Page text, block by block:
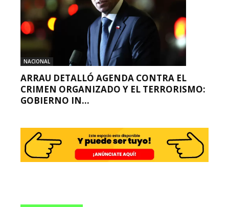
NACIONAL
ARRAU DETALLÓ AGENDA CONTRA EL
CRIMEN ORGANIZADO Y EL TERRORISMO:
GOBIERNO IN...